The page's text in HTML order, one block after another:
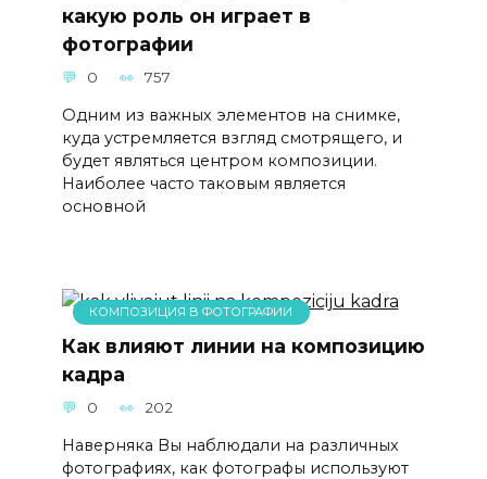
какую роль он играет в
фотографии
0 757
Одним из важных элементов на снимке,
куда устремляется взгляд смотрящего, и
будет являться центром композиции.
Наиболее часто таковым является
основной
КОМПОЗИЦИЯ В ФОТОГРАФИИ
Как влияют линии на композицию
кадра
0 202
Наверняка Вы наблюдали на различных
фотографиях, как фотографы используют